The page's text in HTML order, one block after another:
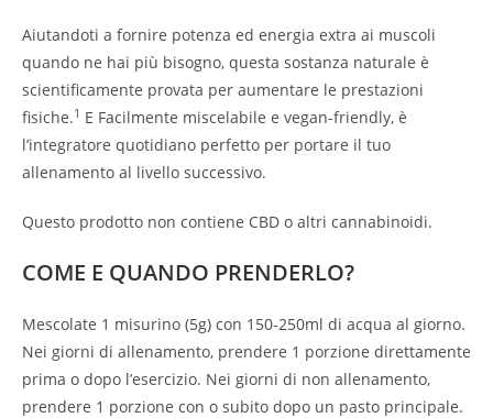
Aiutandoti a fornire potenza ed energia extra ai muscoli
quando ne hai più bisogno, questa sostanza naturale è
scientificamente provata per aumentare le prestazioni
fisiche.1 E Facilmente miscelabile e vegan-friendly, è
l’integratore quotidiano perfetto per portare il tuo
allenamento al livello successivo.
Questo prodotto non contiene CBD o altri cannabinoidi.
COME E QUANDO PRENDERLO?
Mescolate 1 misurino (5g) con 150-250ml di acqua al giorno.
Nei giorni di allenamento, prendere 1 porzione direttamente
prima o dopo l’esercizio. Nei giorni di non allenamento,
prendere 1 porzione con o subito dopo un pasto principale.